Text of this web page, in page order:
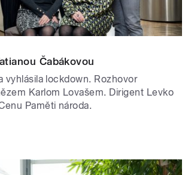
Čabákovou
vyhlásila lockdown. Rozhovor
Karlom Lovašem. Dirigent Levko
Paměti národa.